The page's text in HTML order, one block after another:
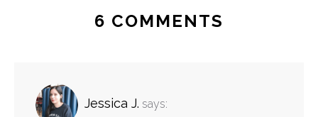
6 COMMENTS
Jessica J. says: